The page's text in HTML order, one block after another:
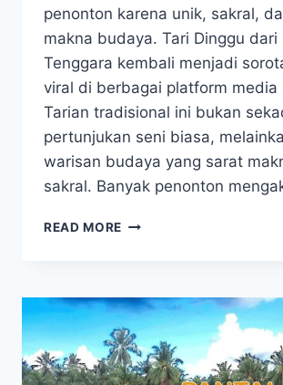
penonton karena unik, sakral,
makna budaya. Tari Dinggu dari
Tenggara kembali menjadi
viral di berbagai platform media
Tarian tradisional ini bukan
pertunjukan seni biasa,
warisan budaya yang sarat
sakral. Banyak penonton
READ MORE VIRAL!
TRADISIONAL
SULTRA
YANG
BIKIN
MERINDING